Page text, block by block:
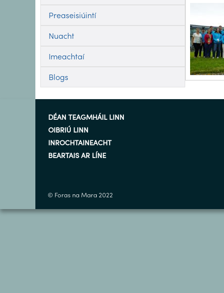
Preaseisiúintí
Nuacht
Imeachtaí
Blogs
DÉAN TEAGMHÁIL LINN
OIBRIÚ LINN
INROCHTAINEACHT
BEARTAIS AR LÍNE
© Foras na Mara 2022